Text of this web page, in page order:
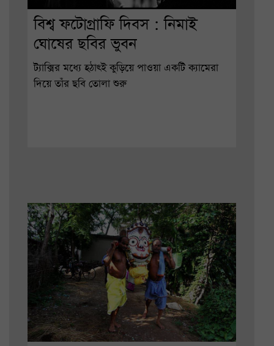
বিশ্ব ফটোগ্রাফি দিবস : নিমাই
ঘোষের ছবির ভুবন
ট্যাক্সির মধ্যে হঠাৎই কুড়িয়ে পাওয়া একটি ক্যামেরা
দিয়ে তাঁর ছবি তোলা শুরু